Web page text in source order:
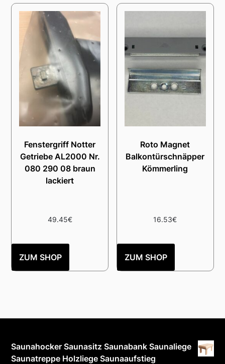
Fenstergriff Notter
Getriebe AL2000 Nr.
080 290 08 braun
lackiert
49.45€
ZUM SHOP
Roto Magnet
Balkontürschnäpper
Kömmerling
16.53€
ZUM SHOP
Saunahocker Saunasitz Saunabank Saunaliege
Saunatreppe Holzliege Saunaaufstieg